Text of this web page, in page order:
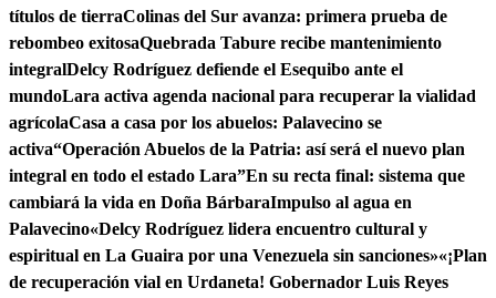
títulos de tierraColinas del Sur avanza: primera prueba de
rebombeo exitosaQuebrada Tabure recibe mantenimiento
integralDelcy Rodríguez defiende el Esequibo ante el
mundoLara activa agenda nacional para recuperar la vialidad
agrícolaCasa a casa por los abuelos: Palavecino se
activa“Operación Abuelos de la Patria: así será el nuevo plan
integral en todo el estado Lara”En su recta final: sistema que
cambiará la vida en Doña BárbaraImpulso al agua en
Palavecino«Delcy Rodríguez lidera encuentro cultural y
espiritual en La Guaira por una Venezuela sin sanciones»«¡Plan
de recuperación vial en Urdaneta! Gobernador Luis Reyes